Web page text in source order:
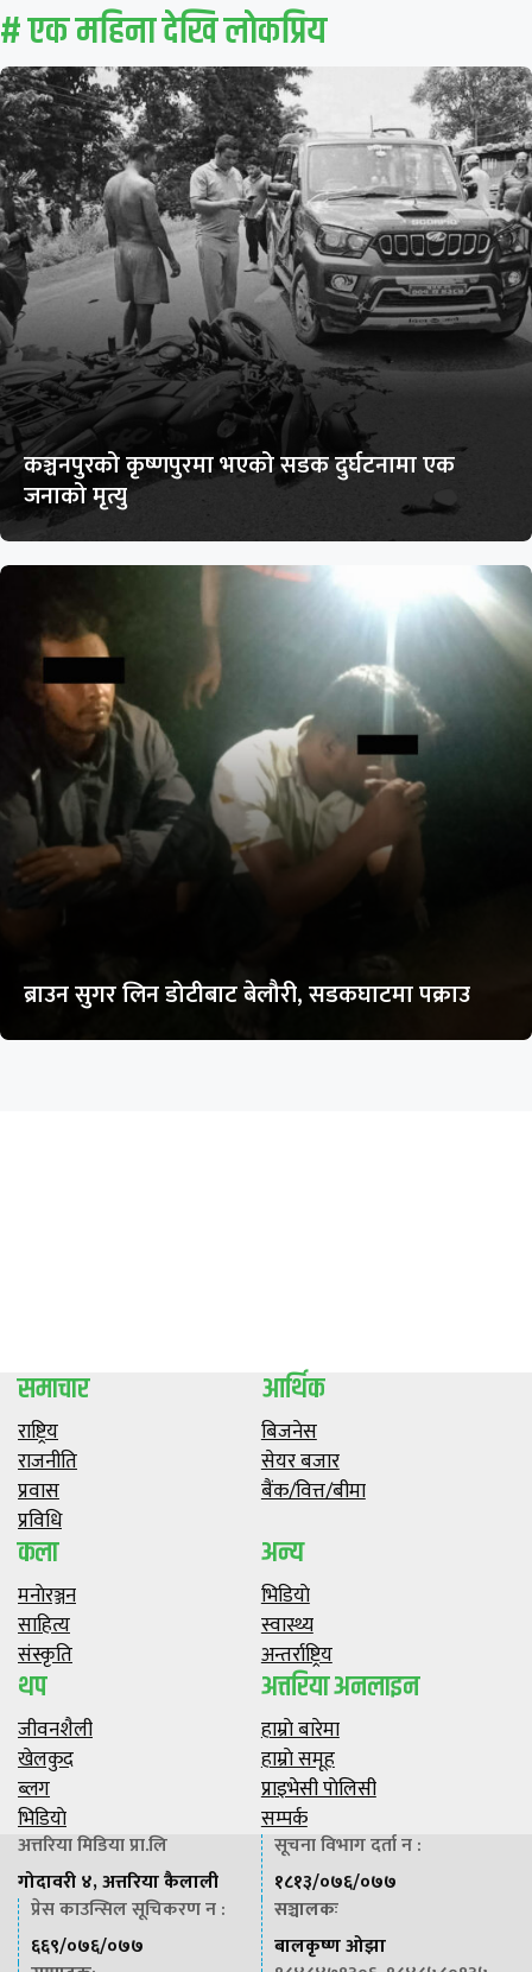
# एक महिना देखि लाेकप्रिय
कञ्चनपुरको कृष्णपुरमा भएको सडक दुर्घटनामा एक
जनाको मृत्यु
ब्राउन सुगर लिन डोटीबाट बेलौरी, सडकघाटमा पक्राउ
समाचार
राष्ट्रिय
राजनीति
प्रवास
प्रविधि
आर्थिक
बिजनेस
सेयर बजार
बैंक/वित्त/बीमा
कला
मनाेरञ्जन
साहित्य
संस्कृति
अन्य
भिडियाे
स्वास्थ्य
अन्तर्राष्ट्रिय
थप
जीवनशैली
खेलकुद
ब्लग
भिडियाे
अत्तरिया अनलाइन
हाम्राे बारेमा
हाम्राे समूह
प्राइभेसी पाेलिसी
सम्पर्क
अत्तरिया मिडिया प्रा.लि
गोदावरी ४, अत्तरिया कैलाली
सूचना विभाग दर्ता न :
१८१३/०७६/०७७
प्रेस काउन्सिल सूचिकरण न :
६६९/०७६/०७७
सञ्चालकः
बालकृष्ण ओझा